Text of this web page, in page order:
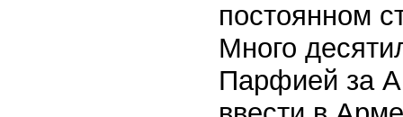
постоянном
Много
Парфией за